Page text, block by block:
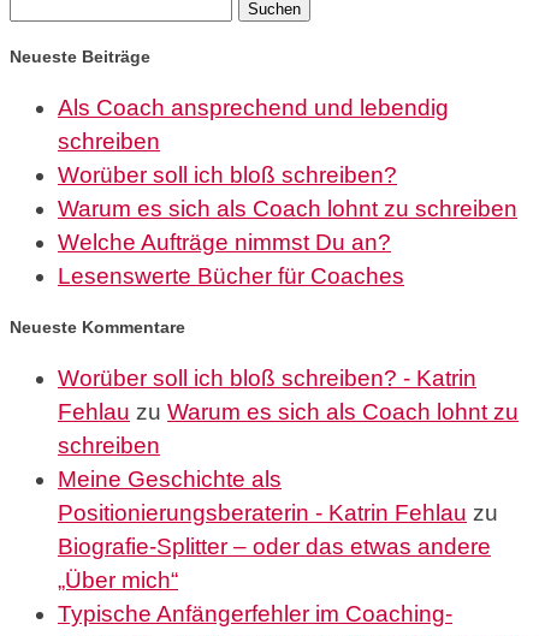
Neueste Beiträge
Als Coach ansprechend und lebendig
schreiben
Worüber soll ich bloß schreiben?
Warum es sich als Coach lohnt zu schreiben
Welche Aufträge nimmst Du an?
Lesenswerte Bücher für Coaches
Neueste Kommentare
Worüber soll ich bloß schreiben? - Katrin
Fehlau zu Warum es sich als Coach lohnt zu
schreiben
Meine Geschichte als
Positionierungsberaterin - Katrin Fehlau zu
Biografie-Splitter – oder das etwas andere
„Über mich“
Typische Anfängerfehler im Coaching-